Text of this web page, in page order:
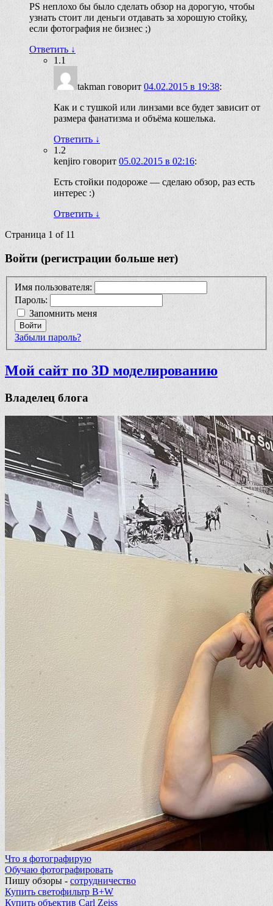
PS неплохо бы было сделать обзор на дорогую, чтобы
узнать стоит ли деньги отдавать за хорошую стойку,
если фотография не бизнес ;)
Ответить ↓
1.1
takman говорит 04.02.2015 в 19:38:
Как и с тушкой или линзами все будет зависит от
размера фанатизма и объёма кошелька.
Ответить ↓
1.2
kenjiro говорит 05.02.2015 в 02:16:
Есть стойки подороже — сделаю обзор, раз есть
интерес :)
Ответить ↓
Страница 1 of 11
Войти (регистрации больше нет)
Имя пользователя:
Пароль:
Запомнить меня
Войти
Забыли пароль?
Мой сайт по 3D моделированию
Владелец блога
Что я фотографирую
Обучаю фотографировать
Пишу обзоры - сотрудничество
Купить светофильтр B+W
Купить объектив Carl Zeiss